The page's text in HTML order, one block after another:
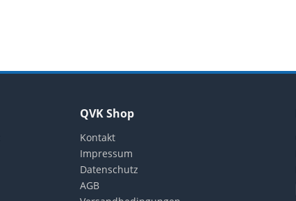
QVK Shop
Kontakt
Impressum
Datenschutz
AGB